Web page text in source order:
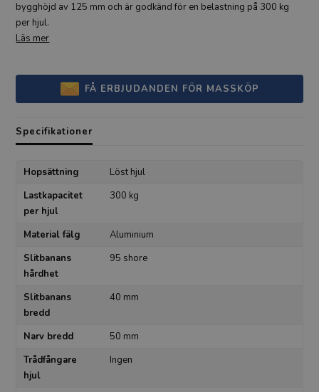
bygghöjd av 125 mm och är godkänd för en belastning på 300 kg
per hjul.
Läs mer
FÅ ERBJUDANDEN FÖR MASSKÖP
Specifikationer
Hopsättning
Löst hjul
Lastkapacitet
per hjul
300 kg
Material fälg
Aluminium
Slitbanans
hårdhet
95 shore
Slitbanans
bredd
40 mm
Narv bredd
50 mm
Trådfångare
hjul
Ingen